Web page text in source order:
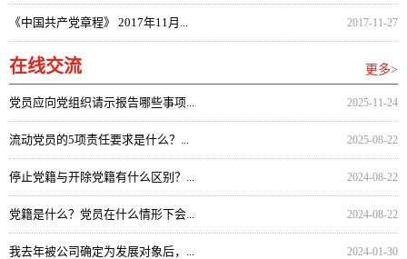
《中国共产党章程》 2017年11月... 2017-11-27
在线交流 更多>
党员应向党组织请示报告哪些事项... 2025-11-24
流动党员的5项责任要求是什么？... 2025-08-22
停止党籍与开除党籍有什么区别？... 2024-08-22
党籍是什么？党员在什么情形下会... 2024-08-22
我去年被公司确定为发展对象后，... 2024-01-30